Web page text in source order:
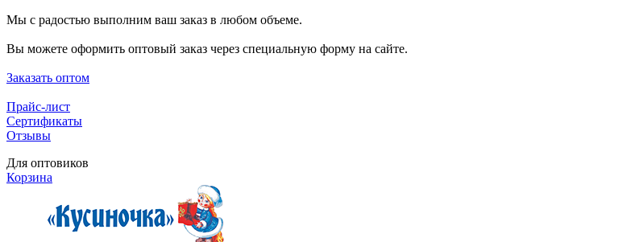
Мы с радостью выполним ваш заказ в любом объеме.
Вы можете оформить оптовый заказ через специальную форму на сайте.
Заказать оптом
Прайс-лист
Сертификаты
Отзывы
Для оптовиков
Корзина